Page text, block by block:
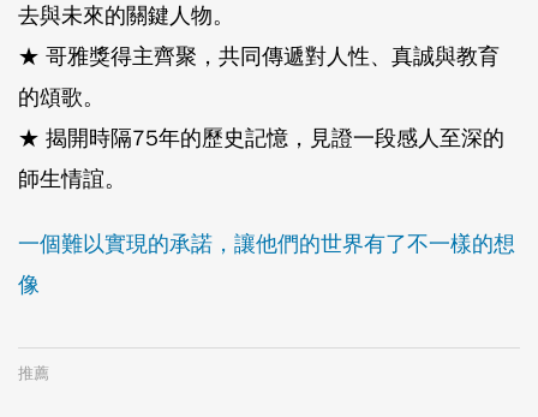
去與未來的關鍵人物。
★ 哥雅獎得主齊聚，共同傳遞對人性、真誠與教育
的頌歌。
★ 揭開時隔75年的歷史記憶，見證一段感人至深的
師生情誼。
一個難以實現的承諾，讓他們的世界有了不一樣的想
像